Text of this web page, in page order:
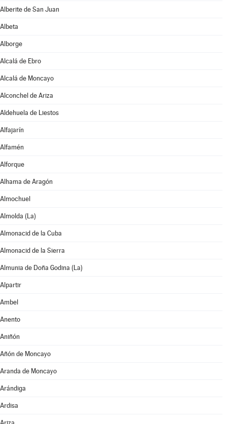
Alberite de San Juan
Albeta
Alborge
Alcalá de Ebro
Alcalá de Moncayo
Alconchel de Ariza
Aldehuela de Liestos
Alfajarín
Alfamén
Alforque
Alhama de Aragón
Almochuel
Almolda (La)
Almonacid de la Cuba
Almonacid de la Sierra
Almunia de Doña Godina (La)
Alpartir
Ambel
Anento
Aniñón
Añón de Moncayo
Aranda de Moncayo
Arándiga
Ardisa